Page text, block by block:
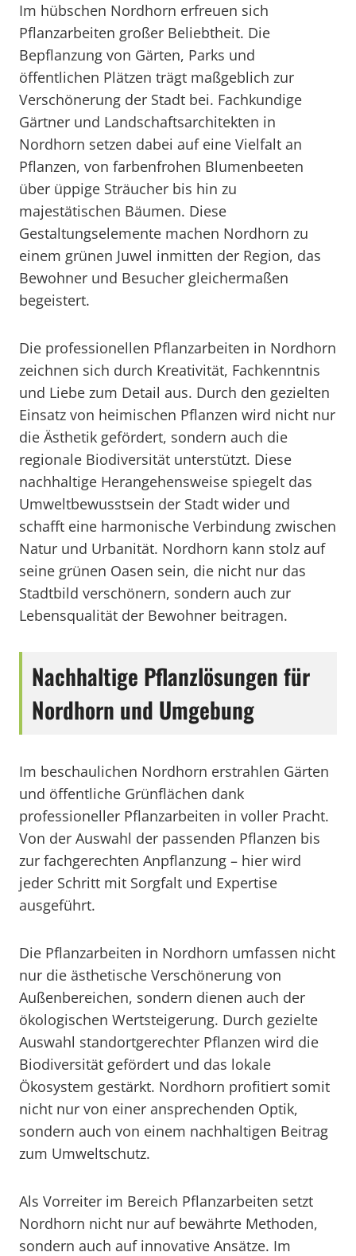
Im hübschen Nordhorn erfreuen sich
Pflanzarbeiten großer Beliebtheit. Die
Bepflanzung von Gärten, Parks und
öffentlichen Plätzen trägt maßgeblich zur
Verschönerung der Stadt bei. Fachkundige
Gärtner und Landschaftsarchitekten in
Nordhorn setzen dabei auf eine Vielfalt an
Pflanzen, von farbenfrohen Blumenbeeten
über üppige Sträucher bis hin zu
majestätischen Bäumen. Diese
Gestaltungselemente machen Nordhorn zu
einem grünen Juwel inmitten der Region, das
Bewohner und Besucher gleichermaßen
begeistert.
Die professionellen Pflanzarbeiten in Nordhorn
zeichnen sich durch Kreativität, Fachkenntnis
und Liebe zum Detail aus. Durch den gezielten
Einsatz von heimischen Pflanzen wird nicht nur
die Ästhetik gefördert, sondern auch die
regionale Biodiversität unterstützt. Diese
nachhaltige Herangehensweise spiegelt das
Umweltbewusstsein der Stadt wider und
schafft eine harmonische Verbindung zwischen
Natur und Urbanität. Nordhorn kann stolz auf
seine grünen Oasen sein, die nicht nur das
Stadtbild verschönern, sondern auch zur
Lebensqualität der Bewohner beitragen.
Nachhaltige Pflanzlösungen für
Nordhorn und Umgebung
Im beschaulichen Nordhorn erstrahlen Gärten
und öffentliche Grünflächen dank
professioneller Pflanzarbeiten in voller Pracht.
Von der Auswahl der passenden Pflanzen bis
zur fachgerechten Anpflanzung – hier wird
jeder Schritt mit Sorgfalt und Expertise
ausgeführt.
Die Pflanzarbeiten in Nordhorn umfassen nicht
nur die ästhetische Verschönerung von
Außenbereichen, sondern dienen auch der
ökologischen Wertsteigerung. Durch gezielte
Auswahl standortgerechter Pflanzen wird die
Biodiversität gefördert und das lokale
Ökosystem gestärkt. Nordhorn profitiert somit
nicht nur von einer ansprechenden Optik,
sondern auch von einem nachhaltigen Beitrag
zum Umweltschutz.
Als Vorreiter im Bereich Pflanzarbeiten setzt
Nordhorn nicht nur auf bewährte Methoden,
sondern auch auf innovative Ansätze. Im